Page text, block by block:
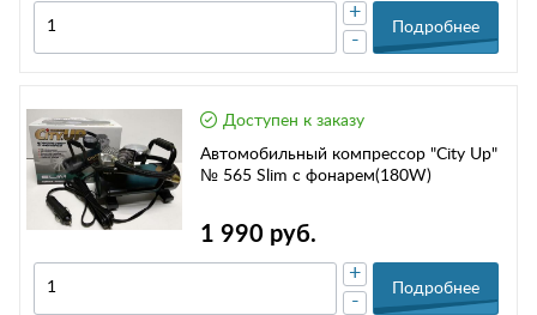
-
+
Подробнее
Доступен к заказу
Автомобильный компрессор "City Up"
№ 565 Slim с фонарем(180W)
1 990 руб.
-
+
Подробнее